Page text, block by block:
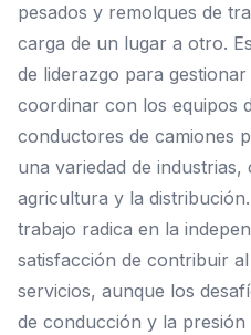
pesados y remolques de
carga de un lugar a otro.
de liderazgo para
coordinar con los equipos
conductores de camiones
una variedad de
agricultura y la
trabajo radica en la
satisfacción de contribuir
servicios, aunque los
de conducción y la